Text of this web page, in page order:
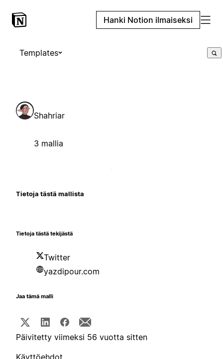
Hanki Notion ilmaiseksi
Templates
Shahriar
3 mallia
Tietoja tästä mallista
Tietoja tästä tekijästä
Twitter
yazdipour.com
Jaa tämä malli
Päivitetty viimeksi 56 vuotta sitten